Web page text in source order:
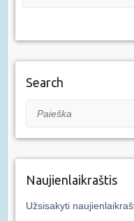
Search
Paieška
Naujienlaikraštis
Užsisakyti